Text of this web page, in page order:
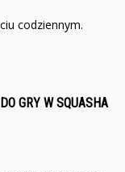
codziennym.
GRY W SQUASHA